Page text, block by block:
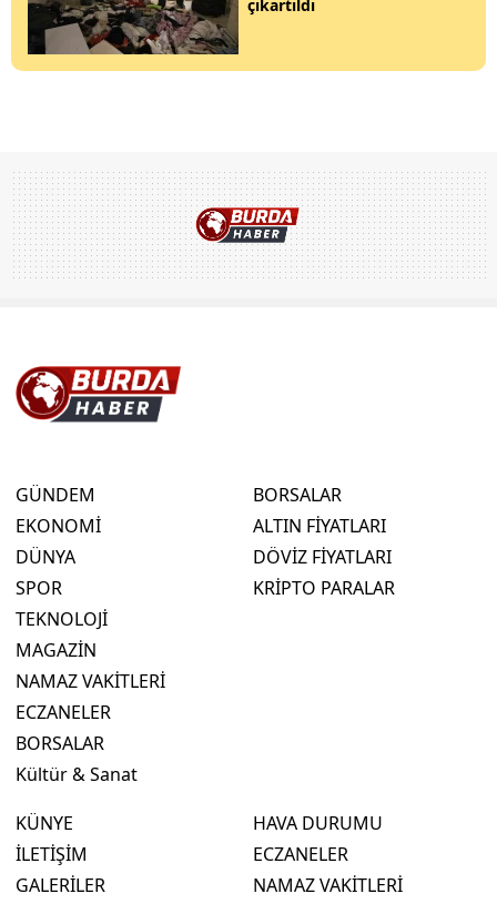
çıkartıldı
GÜNDEM
EKONOMİ
DÜNYA
SPOR
TEKNOLOJİ
MAGAZİN
NAMAZ VAKİTLERİ
ECZANELER
BORSALAR
Kültür & Sanat
BORSALAR
ALTIN FİYATLARI
DÖVİZ FİYATLARI
KRİPTO PARALAR
KÜNYE
İLETİŞİM
GALERİLER
HAVA DURUMU
ECZANELER
NAMAZ VAKİTLERİ